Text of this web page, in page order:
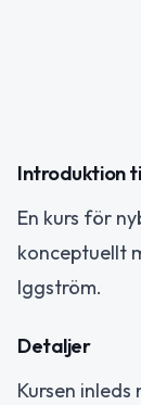
Introduktion
En kurs för
konceptuellt
Iggström.
Detaljer
Kursen